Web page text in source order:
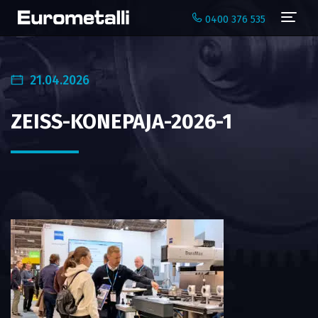
0400 376 535
21.04.2026
ZEISS-KONEPAJA-2026-1